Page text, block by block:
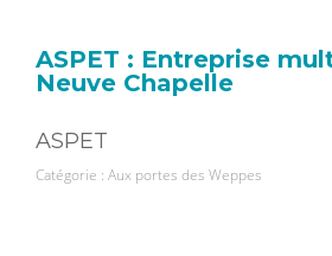
ASPET : Entreprise
Neuve Chapelle
ASPET
Catégorie : Aux portes des Weppes